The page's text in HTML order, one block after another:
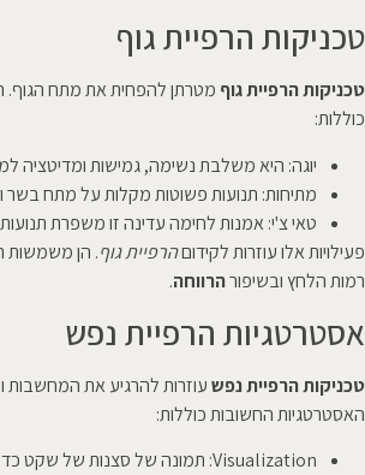
טכניקות הרפיית גוף
טכניקות הרפיית גוף מטרתן להפחית את מתח הגוף.
כוללות:
יוגה: היא משלבת נשימה, גמישות ומדיטציה
מתיחות: תנועות פשוטות מקלות על מתח בשר
טאי צ'י: אמנות לחימה עדינה זו משפרת
פעילויות אלו עוזרות לקידוםהרפיית גוף. הן משמשות
רמות הלחץ ובשיפורהרווחה.
אסטרטגיות הרפיית נפש
טכניקות הרפיית נפשעוזרות להרגיע את המחשבות
האסטרטגיות החשובות כוללות:
Visualization: תמונה של סצנות של שקט כדי להקל על חרדה.